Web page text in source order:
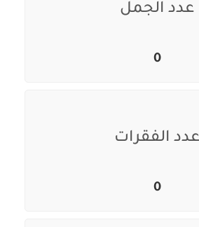
عدد الجمل
0
عدد الفقرات
0